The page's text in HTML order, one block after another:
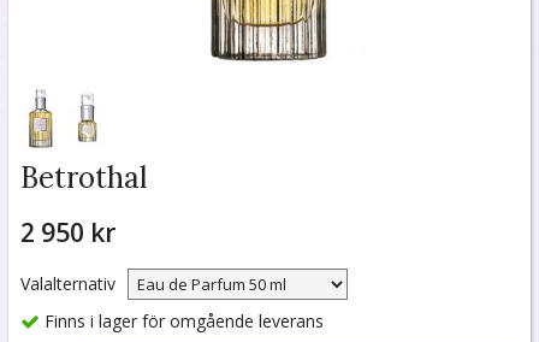
Betrothal
2 950 kr
Valalternativ
Finns i lager för omgående leverans